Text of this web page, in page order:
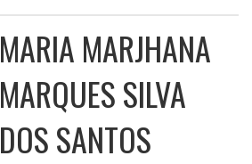
MARIA MARJHANA
MARQUES SILVA
DOS SANTOS